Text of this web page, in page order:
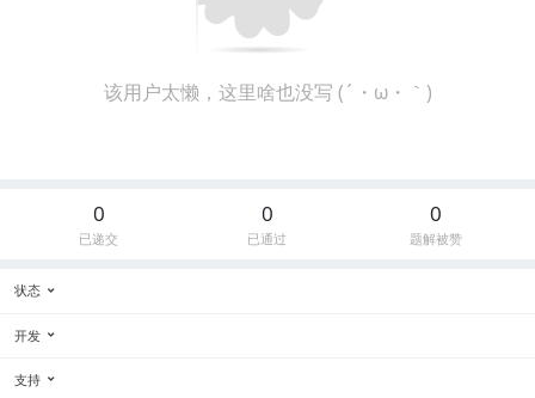
该用户太懒，这里啥也没写 (´・ω・｀)
0
已递交
0
已通过
0
题解被赞
状态
开发
支持